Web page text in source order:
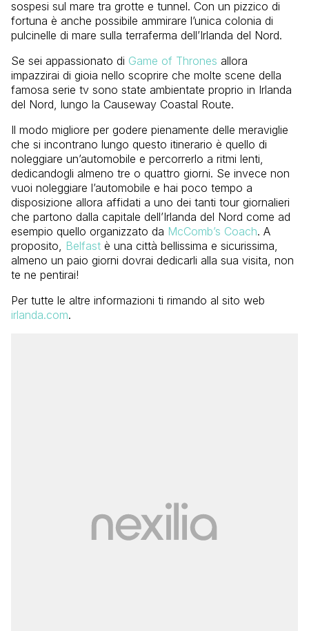
sospesi sul mare tra grotte e tunnel. Con un pizzico di
fortuna è anche possibile ammirare l’unica colonia di
pulcinelle di mare sulla terraferma dell’Irlanda del Nord.
Se sei appassionato di Game of Thrones allora
impazzirai di gioia nello scoprire che molte scene della
famosa serie tv sono state ambientate proprio in Irlanda
del Nord, lungo la Causeway Coastal Route.
Il modo migliore per godere pienamente delle meraviglie
che si incontrano lungo questo itinerario è quello di
noleggiare un’automobile e percorrerlo a ritmi lenti,
dedicandogli almeno tre o quattro giorni. Se invece non
vuoi noleggiare l’automobile e hai poco tempo a
disposizione allora affidati a uno dei tanti tour giornalieri
che partono dalla capitale dell’Irlanda del Nord come ad
esempio quello organizzato da McComb’s Coach. A
proposito, Belfast è una città bellissima e sicurissima,
almeno un paio giorni dovrai dedicarli alla sua visita, non
te ne pentirai!
Per tutte le altre informazioni ti rimando al sito web
irlanda.com.